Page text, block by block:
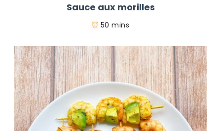
Sauce aux morilles
50 mins